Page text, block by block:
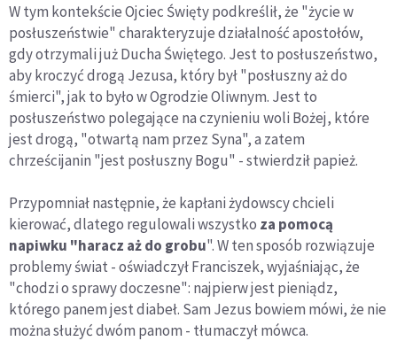
W tym kontekście Ojciec Święty podkreślił, że "życie w
posłuszeństwie" charakteryzuje działalność apostołów,
gdy otrzymali już Ducha Świętego. Jest to posłuszeństwo,
aby kroczyć drogą Jezusa, który był "posłuszny aż do
śmierci", jak to było w Ogrodzie Oliwnym. Jest to
posłuszeństwo polegające na czynieniu woli Bożej, które
jest drogą, "otwartą nam przez Syna", a zatem
chrześcijanin "jest posłuszny Bogu" - stwierdził papież.
Przypomniał następnie, że kapłani żydowscy chcieli
kierować, dlatego regulowali wszystko za pomocą
napiwku "haracz aż do grobu". W ten sposób rozwiązuje
problemy świat - oświadczył Franciszek, wyjaśniając, że
"chodzi o sprawy doczesne": najpierw jest pieniądz,
którego panem jest diabeł. Sam Jezus bowiem mówi, że nie
można służyć dwóm panom - tłumaczył mówca.